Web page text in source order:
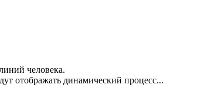
человека.
отображать динамический процесс...